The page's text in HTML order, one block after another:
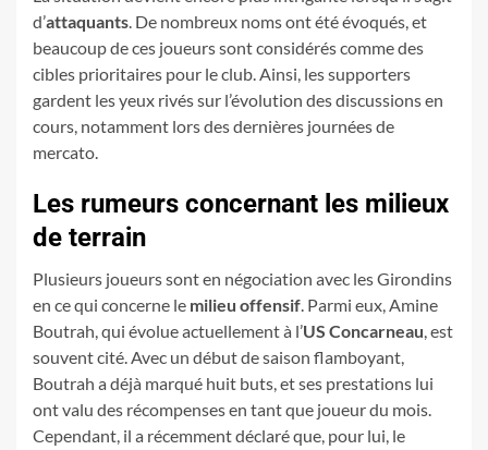
d’attaquants. De nombreux noms ont été évoqués, et
beaucoup de ces joueurs sont considérés comme des
cibles prioritaires pour le club. Ainsi, les supporters
gardent les yeux rivés sur l’évolution des discussions en
cours, notamment lors des dernières journées de
mercato.
Les rumeurs concernant les milieux
de terrain
Plusieurs joueurs sont en négociation avec les Girondins
en ce qui concerne le milieu offensif. Parmi eux, Amine
Boutrah, qui évolue actuellement à l’US Concarneau, est
souvent cité. Avec un début de saison flamboyant,
Boutrah a déjà marqué huit buts, et ses prestations lui
ont valu des récompenses en tant que joueur du mois.
Cependant, il a récemment déclaré que, pour lui, le